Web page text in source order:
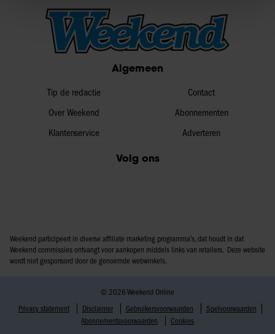
We gebruiken cookies om content en advertenties te
personaliseren, om functies voor social media te bieden
en om ons websiteverkeer te analyseren. Ook delen we
informatie over uw gebruik van onze site met onze
partners voor social media, adverteren en analyse. Deze
informatie die u aan ze heeft verstrekt of die ze hebben
verzameld op basis van uw gebruik van hun services. U
Algemeen
Tip de redactie
Over Weekend
Klantenservice
Contact
Abonnementen
Adverteren
Volg ons
Weekend participeert in diverse affiliate marketing programma’s, dat houdt in dat
Weekend commissies ontvangt voor aankopen middels links van retailers. Deze website
wordt niet gesponsord door de genoemde webwinkels.
© 2026 Weekend Online
Privacy statement
Disclaimer Gebruikersvoorwaarden
Spelvoorwaarden
Abonnementsvoorwaarden
Cookies